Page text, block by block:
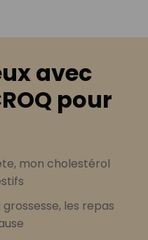
avec
pour
mon cholestérol
les repas